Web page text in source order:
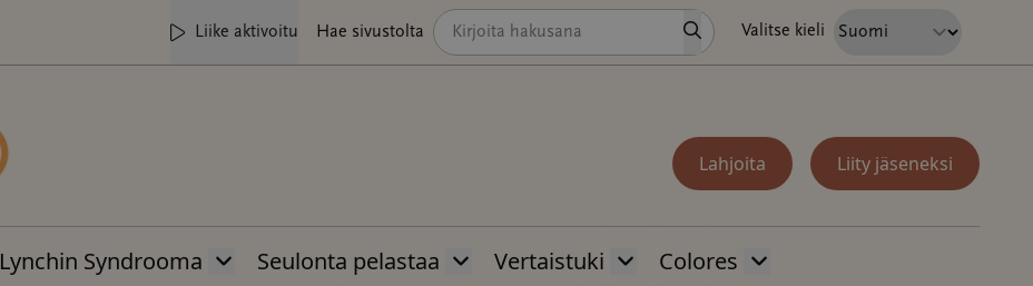
Liike aktivoitu Hae sivustolta Hae Valitse kieli
Lahjoita Liity jäseneksi
Lynchin Syndrooma Seulonta pelastaa Vertaistuki Colores